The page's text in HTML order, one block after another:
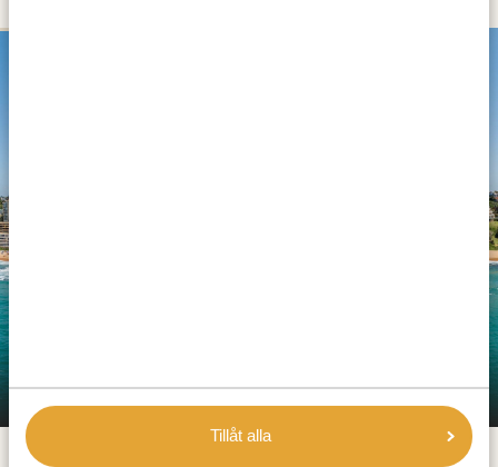
Tillåt alla
Ballito
Ballito är en livfull kuststad strax norr om Durban, mitt
på Dolphin Coast som är uppkallad efter de